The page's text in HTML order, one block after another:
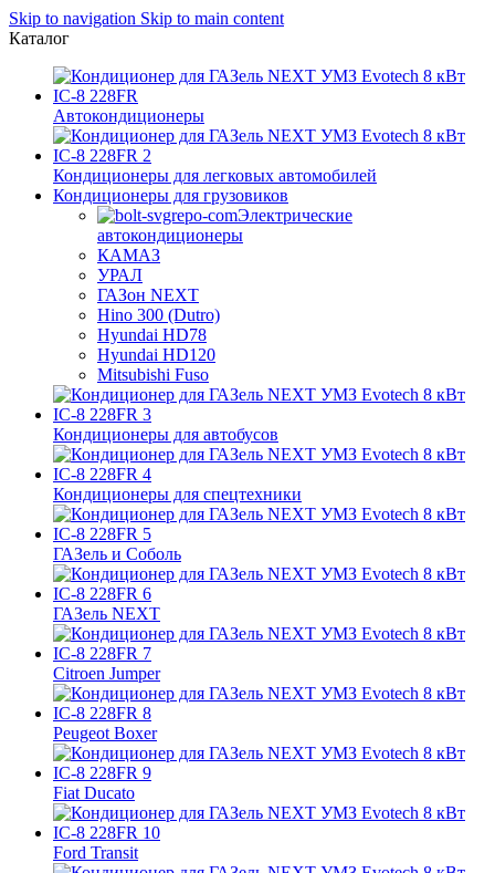
Skip to navigation Skip to main content
Каталог
Автокондиционеры
Кондиционеры для легковых автомобилей
Кондиционеры для грузовиков
Электрические
автокондиционеры
КАМАЗ
УРАЛ
ГАЗон NEXT
Hino 300 (Dutro)
Hyundai HD78
Hyundai HD120
Mitsubishi Fuso
Кондиционеры для автобусов
Кондиционеры для спецтехники
ГАЗель и Соболь
ГАЗель NEXT
Citroen Jumper
Peugeot Boxer
Fiat Ducato
Ford Transit